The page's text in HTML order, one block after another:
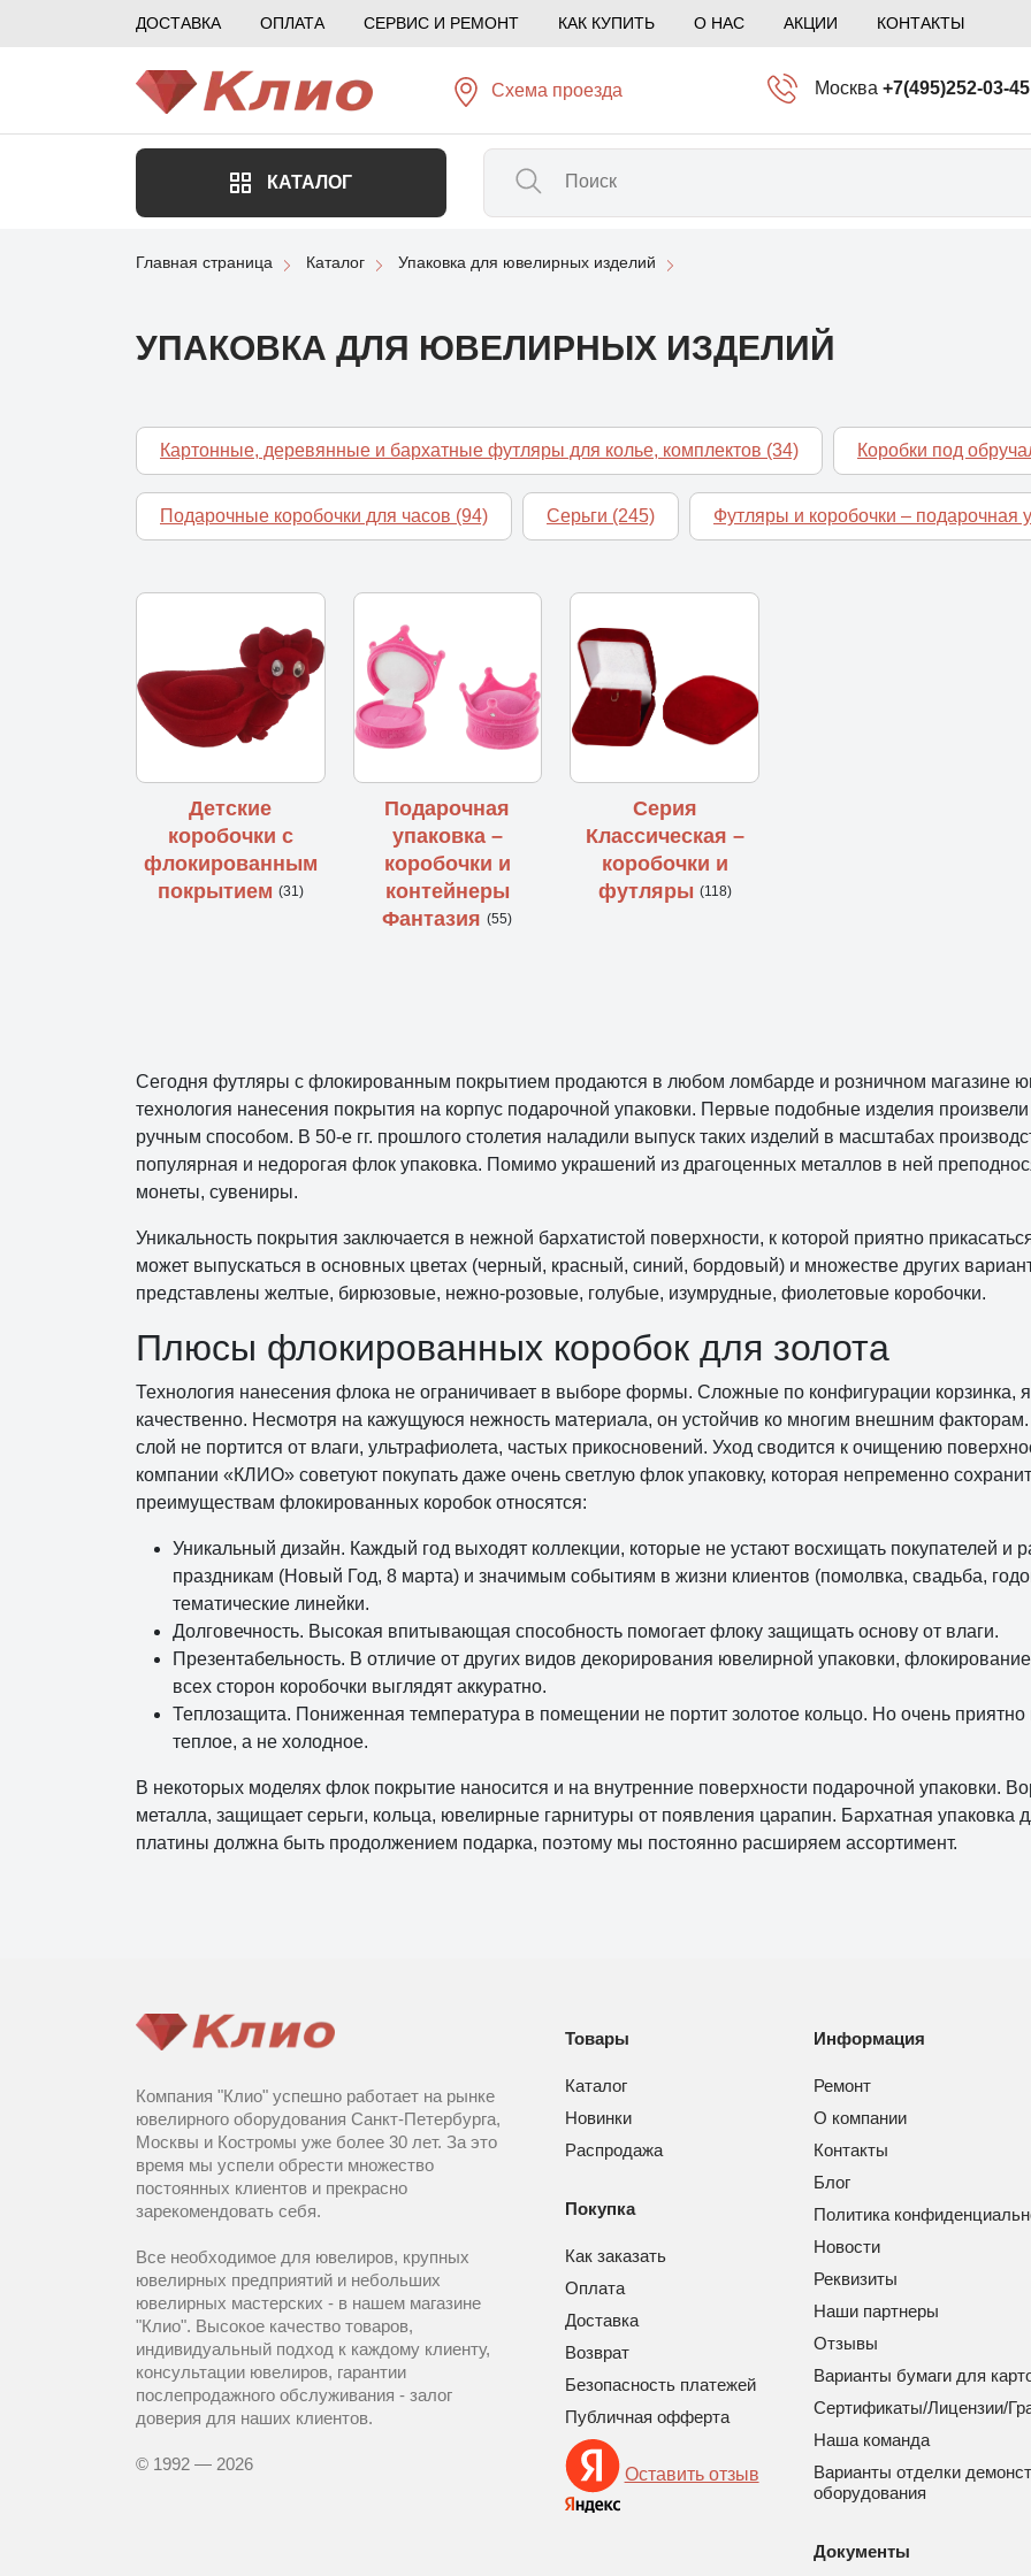
ДОСТАВКА ОПЛАТА СЕРВИС И РЕМОНТ КАК КУПИТЬ О НАС АКЦИИ КОНТАКТЫ
Схема проезда Москва +7(495)252-03-45
КАТАЛОГ
Главная страница Каталог Упаковка для ювелирных изделий
УПАКОВКА ДЛЯ ЮВЕЛИРНЫХ ИЗДЕЛИЙ
Картонные, деревянные и бархатные футляры для колье, комплектов (34) Коробки под
Подарочные коробочки для часов (94) Серьги (245) Футляры и коробочки – подарочная
Детские
коробочки с
флокированным
покрытием (31)
Подарочная
упаковка –
коробочки и
контейнеры
Фантазия(55)
Серия
Классическая –
коробочки и
футляры (118)
Сегодня футляры с флокированным покрытием продаются в любом ломбарде и розничном магазине
технология нанесения покрытия на корпус подарочной упаковки. Первые подобные изделия
ручным способом. В 50-е гг. прошлого столетия наладили выпуск таких изделий в масштабах
популярная и недорогая флок упаковка. Помимо украшений из драгоценных металлов в ней
монеты, сувениры.
Уникальность покрытия заключается в нежной бархатистой поверхности, к которой приятно
может выпускаться в основных цветах (черный, красный, синий, бордовый) и множестве других
представлены желтые, бирюзовые, нежно-розовые, голубые, изумрудные, фиолетовые коробочки.
Плюсы флокированных коробок для золота
Технология нанесения флока не ограничивает в выборе формы. Сложные по конфигурации корзинка,
качественно. Несмотря на кажущуюся нежность материала, он устойчив ко многим внешним
слой не портится от влаги, ультрафиолета, частых прикосновений. Уход сводится к очищению
компании «КЛИО» советуют покупать даже очень светлую флок упаковку, которая непременно
преимуществам флокированных коробок относятся:
Уникальный дизайн. Каждый год выходят коллекции, которые не устают восхищать покупателей
праздникам (Новый Год, 8 марта) и значимым событиям в жизни клиентов (помолвка, свадьба,
тематические линейки.
Долговечность. Высокая впитывающая способность помогает флоку защищать основу от влаги.
Презентабельность. В отличие от других видов декорирования ювелирной упаковки,
всех сторон коробочки выглядят аккуратно.
Теплозащита. Пониженная температура в помещении не портит золотое кольцо. Но очень приятно
теплое, а не холодное.
В некоторых моделях флок покрытие наносится и на внутренние поверхности подарочной упаковки.
металла, защищает серьги, кольца, ювелирные гарнитуры от появления царапин. Бархатная упаковка
платины должна быть продолжением подарка, поэтому мы постоянно расширяем ассортимент.
Компания "Клио" успешно работает на рынке
ювелирного оборудования Санкт-Петербурга,
Москвы и Костромы уже более 30 лет. За это
время мы успели обрести множество
постоянных клиентов и прекрасно
зарекомендовать себя.
Все необходимое для ювелиров, крупных
ювелирных предприятий и небольших
ювелирных мастерских - в нашем магазине
"Клио". Высокое качество товаров,
индивидуальный подход к каждому клиенту,
консультации ювелиров, гарантии
послепродажного обслуживания - залог
доверия для наших клиентов.
© 1992 — 2026
Товары
Каталог
Новинки
Распродажа
Покупка
Как заказать
Оплата
Доставка
Возврат
Безопасность платежей
Публичная офферта
Оставить отзыв
Информация
Ремонт
О компании
Контакты
Блог
Политика
Новости
Реквизиты
Наши партнеры
Отзывы
Варианты бумаги для
Сертификаты/Лицензии/
Наша команда
Варианты отделки
оборудования
Документы